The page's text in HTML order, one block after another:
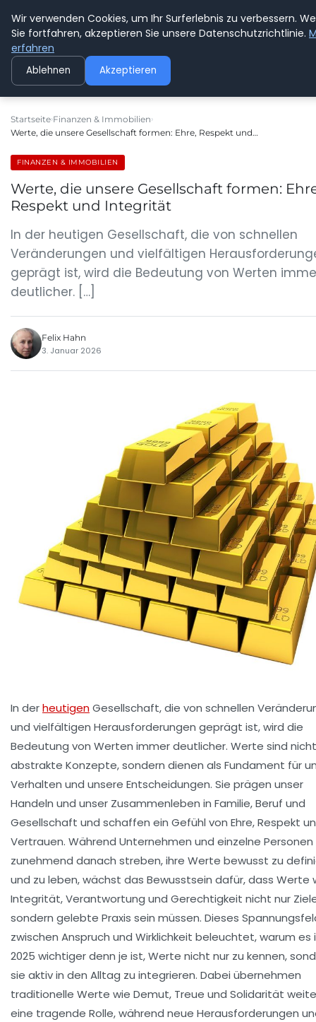
GEDANKENSCHREI
Startseite Finanzen & Immobilien
Werte, die unsere Gesellschaft formen: Ehre, Respekt und…
FINANZEN & IMMOBILIEN
Werte, die unsere Gesellschaft formen:
Respekt und Integrität
In der heutigen Gesellschaft, die von schnellen
Veränderungen und vielfältigen
geprägt ist, wird die Bedeutung von Werten
deutlicher. […]
Felix Hahn
3. Januar 2026
In derheutigenGesellschaft, die von schnellen
und vielfältigen Herausforderungen geprägt ist, wird die
Bedeutung von Werten immer deutlicher. Werte sind
abstrakte Konzepte, sondern dienen als Fundament für
Verhalten und unsere Entscheidungen. Sie prägen unser
Handeln und unser Zusammenleben in Familie, Beruf und
Gesellschaft und schaffen ein Gefühl von Ehre,Respekt
Vertrauen. Während Unternehmen und einzelne Personen
zunehmend danach streben, ihre Werte bewusst zu
und zu leben, wächst das Bewusstsein dafür, dass Werte
Integrität,Verantwortung und Gerechtigkeit nicht nur
sondern gelebte Praxis sein müssen. Dieses
zwischen Anspruch und Wirklichkeit beleuchtet, warum es
2025 wichtiger denn je ist, Werte nicht nur zu kennen,
sie aktiv in den Alltag zu integrieren. Dabei übernehmen
traditionelle Werte wie Demut, Treue und Solidarität
eine tragende Rolle, während neue Herausforderungen
Wir verwenden Cookies, um Ihr Surferlebnis zu verbessern.
Sie fortfahren, akzeptieren Sie unsere Datenschutzrichtlinie.
erfahren
Ablehnen Akzeptieren